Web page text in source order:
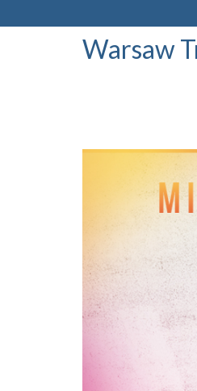
Warsaw